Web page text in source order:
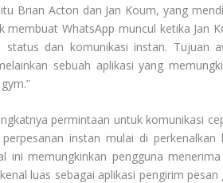
Brian Acton dan Jan Koum, yang
WhatsApp muncul ketika Jan
dan komunikasi instan. Tujuan
sebuah aplikasi yang
permintaan untuk komunikasi
instan mulai di perkenalkan
ini memungkinkan pengguna
luas sebagai aplikasi pengirim